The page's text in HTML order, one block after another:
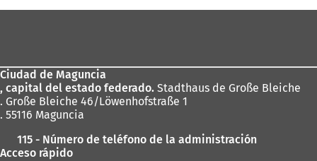
e
n
u
a
pies
Ciudad de Maguncia
, capital del estado federado. Stadthaus de Große Bleiche
. Große Bleiche 46/Löwenhofstraße 1
. 55116 Maguncia
115 - Número de teléfono de la administración
Acceso rápido